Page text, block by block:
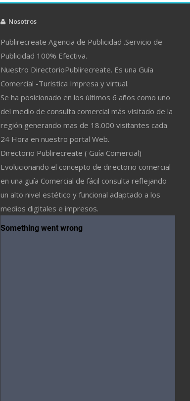
Nosotros
Publirecreate Agencia de Publicidad .Servicio de
Publicidad 100% Efectiva.
Nuestro DirectorioPublirecreate. Es una Guía
Comercial -Turistica Impresa y virtual.
Se ha posicionado en los últimos 6 años como uno
del medio de consulta comercial más visitado de la
región generando mas de 18.000 visitantes cada
24 Hora en nuestro portal Web.
Directorio Publirecreate ( Guía Comercial)
Evolucionando el concepto de directorio comercial
en una guía Comercial de fácil consulta reflejando
un alto nivel estético y funcional adaptado a los
medios digitales e impresos.